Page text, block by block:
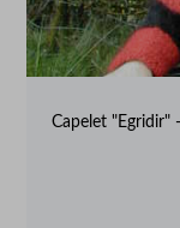
Capelet "Egridir"